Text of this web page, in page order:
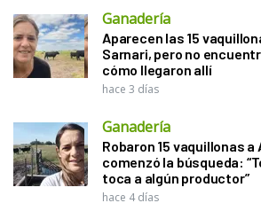
Ganadería
Aparecen las 15
Sarnari, pero no
cómo llegaron allí
hace 3 días
Ganadería
Robaron 15 vaquillonas a
comenzó la búsqueda:
toca a algún productor”
hace 4 días